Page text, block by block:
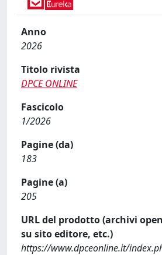
Anno
2026
Titolo rivista
DPCE ONLINE
Fascicolo
1/2026
Pagine (da)
183
Pagine (a)
205
URL del prodotto (archivi
su sito editore, etc.)
https://www.dpceonline.it/